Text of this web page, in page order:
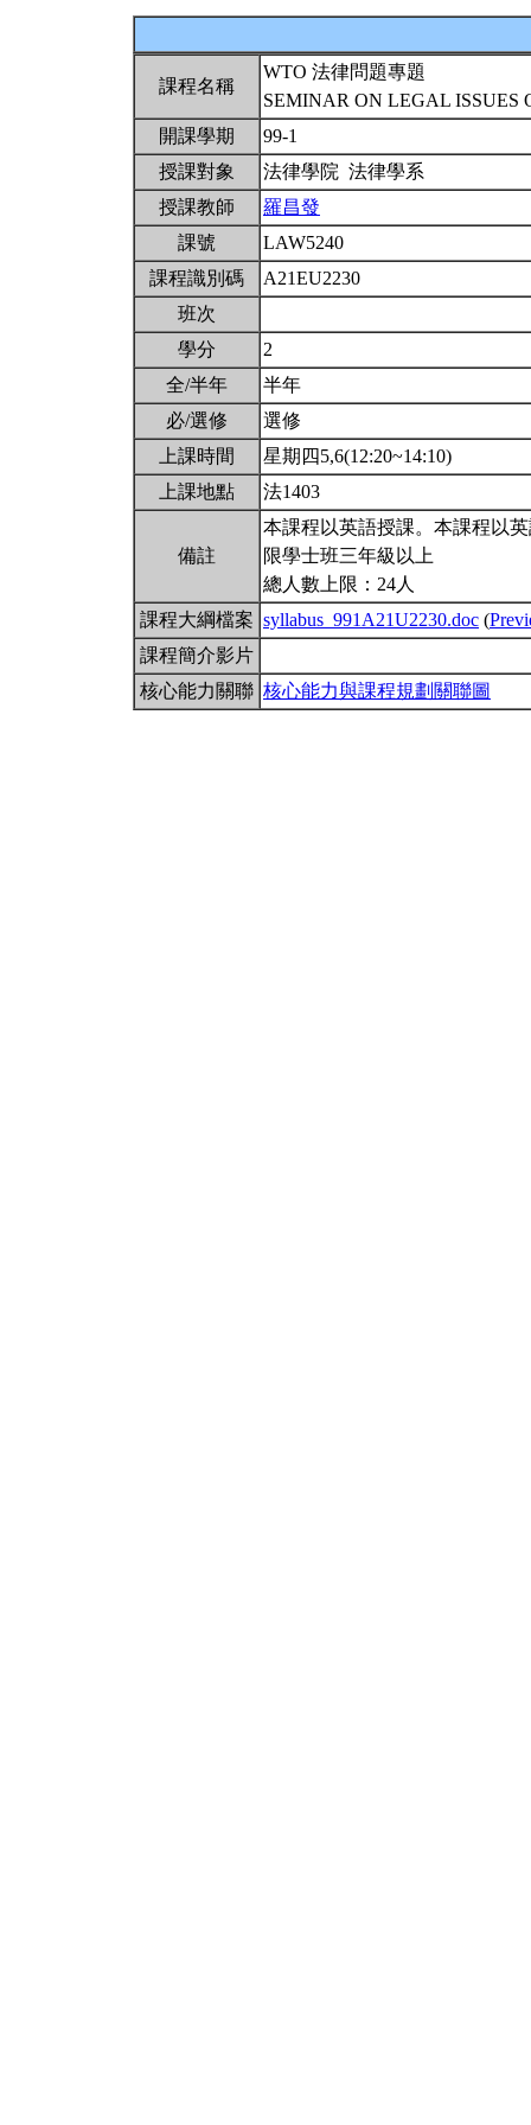
課程名稱
WTO 法律問題專題
SEMINAR ON LEGAL ISSUES
開課學期
99-1
授課對象
法律學院 法律學系
授課教師
羅昌發
課號
LAW5240
課程識別碼
A21EU2230
班次
學分
2
全/半年
半年
必/選修
選修
上課時間
星期四5,6(12:20~14:10)
上課地點
法1403
備註
本課程以英語授課。本課程以
限學士班三年級以上
總人數上限：24人
課程大綱檔案 syllabus_991A21U2230.doc (
課程簡介影片
核心能力關聯 核心能力與課程規劃關聯圖